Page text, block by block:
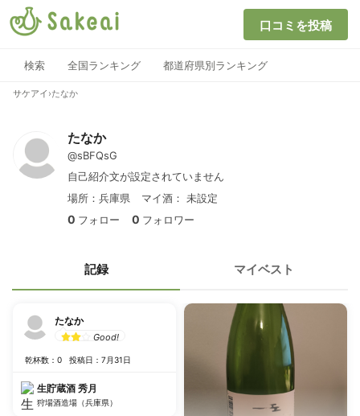
口コミを投稿
検索 全国ランキング 都道府県別ランキング
サケアイ ›たなか
たなか
@sBFQsG
自己紹介文が設定されていません
場所：兵庫県
マイ酒： 未設定
0 フォロー 0 フォロワー
記録 マイベスト
たなか
Good!
乾杯数：0 投稿日：7月31日
生貯蔵酒 秀月
狩場酒造場（兵庫県）